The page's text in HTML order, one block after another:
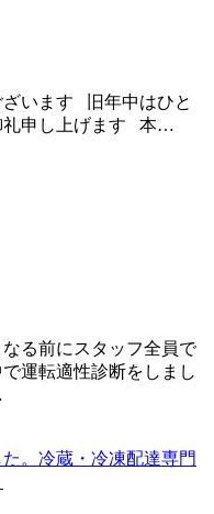
います 旧年中はひと
礼申し上げます 本…
る前にスタッフ全員で
運転適性診断をしまし